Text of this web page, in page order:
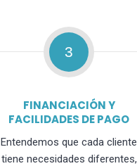
3
FINANCIACIÓN Y
FACILIDADES DE PAGO
Entendemos que cada cliente
tiene necesidades diferentes,